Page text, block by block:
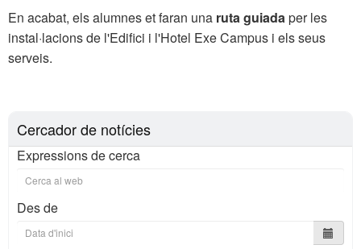
En acabat, els alumnes et faran una ruta guiadaper les
instal·lacions de l'Edifici i l'Hotel Exe Campus i els seus
serveis.
Cercador de notícies
Expressions de cerca
Des de